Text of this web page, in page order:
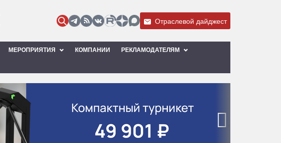
Отраслевой дайджест
МЕРОПРИЯТИЯ КОМПАНИИ
РЕКЛАМОДАТЕЛЯМ